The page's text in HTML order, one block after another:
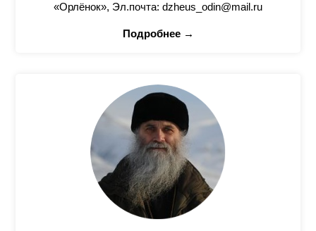
«Орлёнок», Эл.почта: dzheus_odin@mail.ru
Подробнее →